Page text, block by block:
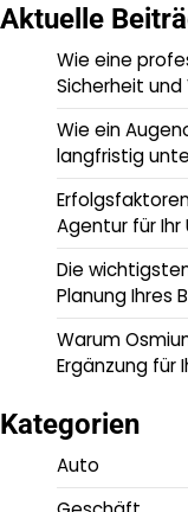
Aktuelle
Wie eine
Sicherheit
Wie ein
langfristig
Agentur für
Die
Planung Ihres
Warum
Ergänzung für
Kategorien
Auto